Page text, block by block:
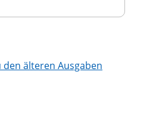
den älteren Ausgaben